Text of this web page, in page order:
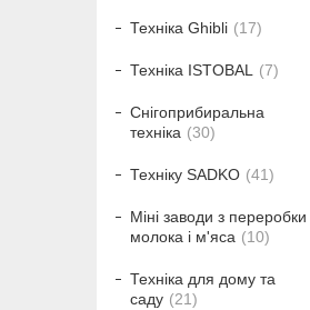
Техніка Ghibli 17
Техніка ISTOBAL 7
Снігоприбиральна
техніка
30
Техніку SADKO 41
Міні заводи з переробки
молока і м'яса
10
Техніка для дому та
саду
21